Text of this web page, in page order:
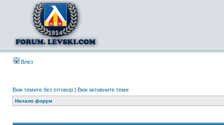
Влез
Виж темите без отговор | Виж активните теми
Начало форум